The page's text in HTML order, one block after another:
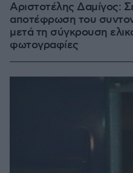
Αριστοτέλης Δαμίγος:
αποτέφρωση του
μετά τη σύγκρουση
φωτογραφίες